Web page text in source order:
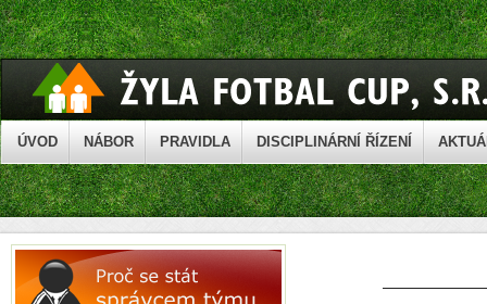
ÚVOD NÁBOR PRAVIDLA DISCIPLINÁRNÍ ŘÍZENÍ